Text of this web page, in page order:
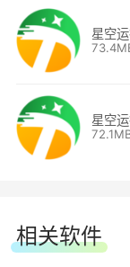
【修复】修
星空运行库
【优化】优
慢的问题
常的问题
星空
星空
相关软件